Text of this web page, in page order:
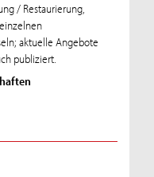
/ Restaurierung,
aktuelle Angebote
publiziert.